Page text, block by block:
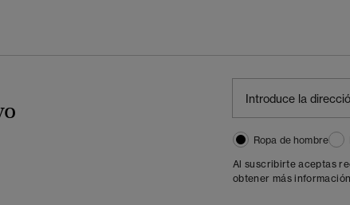
Ropa de hombre
Al suscribirte aceptas
obtener más